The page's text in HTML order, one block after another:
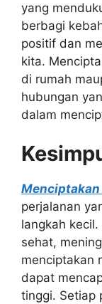
yang
berbagi
positif dan
kita.
di rumah
hubungan
dalam
Menciptakan
perjalanan
langkah
sehat,
menciptakan
dapat
tinggi. Setiap